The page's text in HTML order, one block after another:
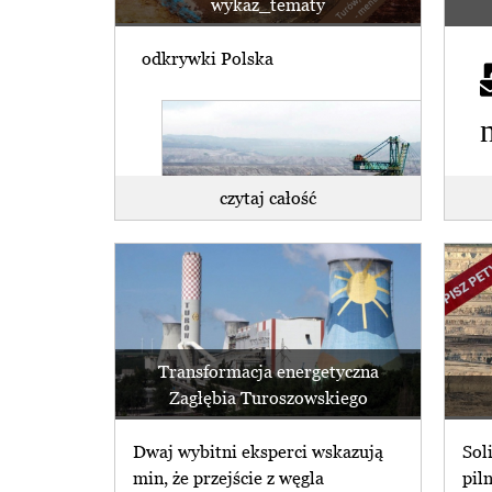
wykaz_tematy
odkrywki Polska
dla kopalni Turów.
Ekolodzy: nadzieja dla regionu w
rękach rządu
czytaj całość
czytaj całość
Transformacja energetyczna
Zagłębia Turoszowskiego
Dwaj wybitni eksperci wskazują
min, że przejście z węgla